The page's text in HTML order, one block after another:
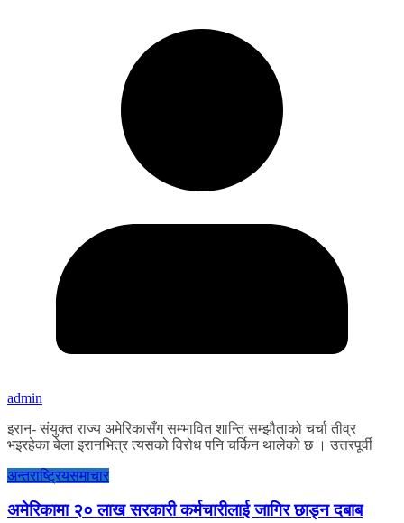
admin
इरान- संयुक्त राज्य अमेरिकासँग सम्भावित शान्ति सम्झौताको चर्चा तीव्र
भइरहेका बेला इरानभित्र त्यसको विरोध पनि चर्किन थालेको छ । उत्तरपूर्वी
अन्तराष्ट्रियसमाचार
अमेरिकामा २० लाख सरकारी कर्मचारीलाई जागिर छाड्न दबाब